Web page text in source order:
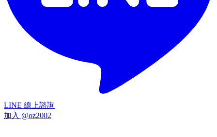
LINE 線上諮詢
加入 @oz2002